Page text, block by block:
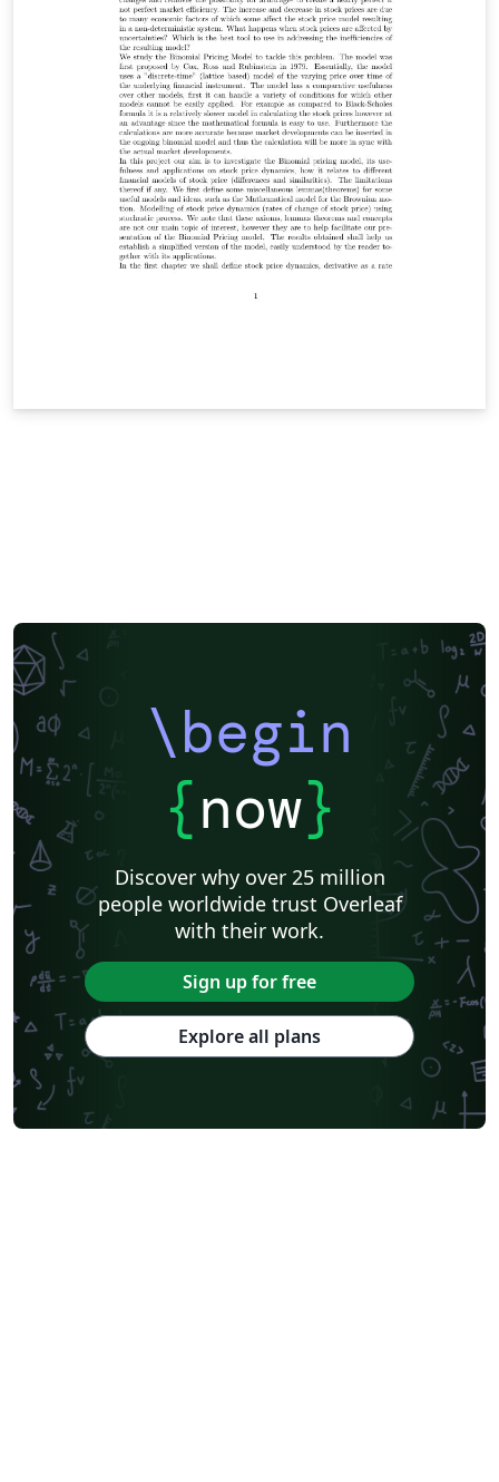
\begin
{now}
Discover why over 25 million
people worldwide trust Overleaf
with their work.
Sign up for free
Explore all plans